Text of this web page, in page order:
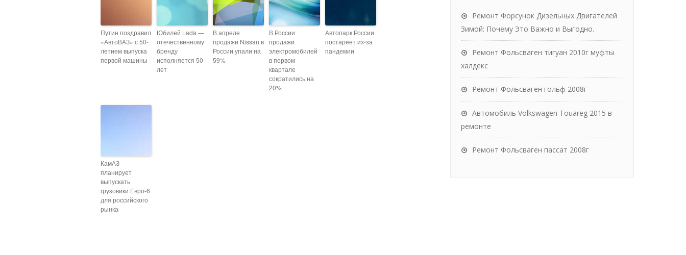
Путин поздравил
«АвтоВАЗ» с 50-
летием выпуска
первой машины
Юбилей Lada —
отечественному
бренду
исполняется 50
лет
В апреле
продажи Nissan в
России упали на
59%
В России
продажи
электромобилей
в первом
квартале
сократились на
20%
Автопарк России
постареет из-за
пандемии
КамАЗ
планирует
выпускать
грузовики Евро-6
для российского
рынка
Ремонт Форсунок Дизельных Двигателей
Зимой: Почему Это Важно и Выгодно.
Ремонт Фольсваген тигуан 2010г муфты
халдекс
Ремонт Фольсваген гольф 2008г
Автомобиль Volkswagen Touareg 2015 в
ремонте
Ремонт Фольсваген пассат 2008г